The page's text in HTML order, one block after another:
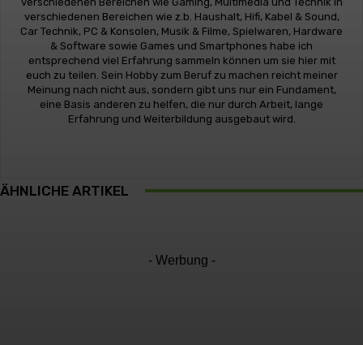
verschiedenen Bereichen wie z.b. Haushalt, Hifi, Kabel & Sound,
Car Technik, PC & Konsolen, Musik & Filme, Spielwaren, Hardware
& Software sowie Games und Smartphones habe ich
entsprechend viel Erfahrung sammeln können um sie hier mit
euch zu teilen. Sein Hobby zum Beruf zu machen reicht meiner
Meinung nach nicht aus, sondern gibt uns nur ein Fundament,
eine Basis anderen zu helfen, die nur durch Arbeit, lange
Erfahrung und Weiterbildung ausgebaut wird.
ÄHNLICHE ARTIKEL
- Werbung -